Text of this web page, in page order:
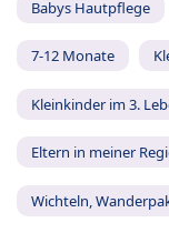
Babys Hautpflege
7-12 Monate
Kleinkinder im 3.
Eltern in meiner
Wichteln,